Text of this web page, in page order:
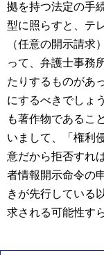
拠を持つ法定の手
型に照らすと、テ
（任意の開示請求
って、弁護士事務
たりするものがあ
にするべきでしょ
も著作物であるこ
いまして、「権利
意だから拒否すれ
者情報開示命令の
きが先行している
求される可能性す